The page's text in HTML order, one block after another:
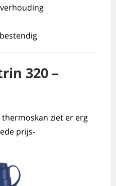
320 –
ziet er erg
prijs-